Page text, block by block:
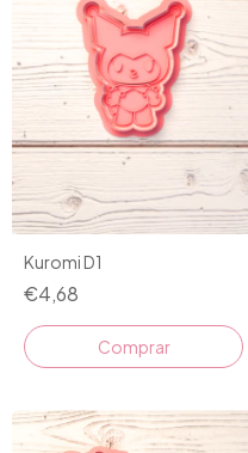
Kuromi D1
€4,68
Comprar